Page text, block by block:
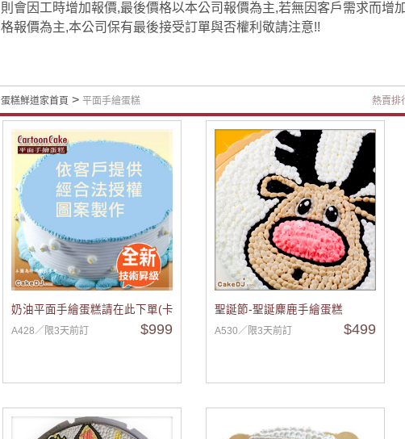
則會因工時增加報價,最後價格以本公司報價為主,若無因客戶需求而增
格報價為主,本公司保有最後接受訂單與否權利敬請注意!!
蛋糕鮮道家首頁 > 平面手繪蛋糕 熱賣排
奶油平面手繪蛋糕請在此下單(卡通蛋糕)
A428／限3天前訂 $999
聖誕節-聖誕麋鹿手繪蛋糕
A530／限3天前訂 $499